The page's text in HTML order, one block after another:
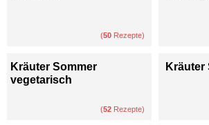
(50 Rezepte)
Kräuter Sommer
vegetarisch
(52 Rezepte)
Kräuter